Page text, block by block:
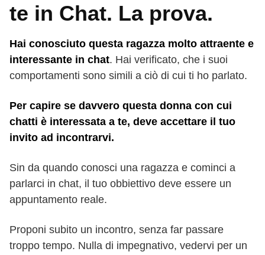
te in Chat. La prova.
Hai conosciuto questa ragazza molto attraente e
interessante in chat. Hai verificato, che i suoi
comportamenti sono simili a ciò di cui ti ho parlato.
Per capire se davvero questa donna con cui
chatti è interessata a te, deve accettare il tuo
invito ad incontrarvi.
Sin da quando conosci una ragazza e cominci a
parlarci in chat, il tuo obbiettivo deve essere un
appuntamento reale.
Proponi subito un incontro, senza far passare
troppo tempo. Nulla di impegnativo, vedervi per un